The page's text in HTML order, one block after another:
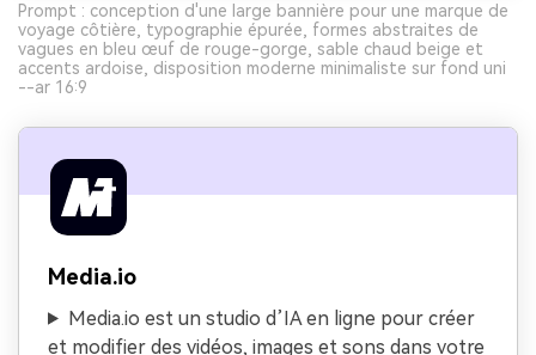
Prompt : conception d'une large bannière pour une marque de
voyage côtière, typographie épurée, formes abstraites de
vagues en bleu œuf de rouge-gorge, sable chaud beige et
accents ardoise, disposition moderne minimaliste sur fond uni
--ar 16:9
Media.io
Media.io est un studio d’IA en ligne pour créer
et modifier des vidéos, images et sons dans votre